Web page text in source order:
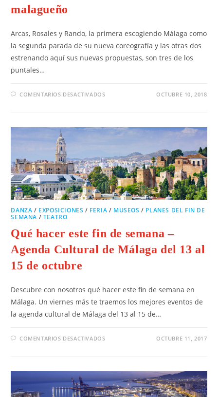
malagueño
Arcas, Rosales y Rando, la primera escogiendo Málaga como
la segunda parada de su nueva coreografía y las otras dos
estrenando aquí sus nuevas propuestas, son tres de los
puntales…
COMENTARIOS DESACTIVADOS OCTUBRE 10, 2018
DANZA / EXPOSICIONES / FERIA / MUSEOS / PLANES DEL FIN DE
SEMANA / TEATRO
Qué hacer este fin de semana –
Agenda Cultural de Málaga del 13 al
15 de octubre
Descubre con nosotros qué hacer este fin de semana en
Málaga. Un viernes más te traemos los mejores eventos de
la agenda cultural de Málaga del 13 al 15 de…
COMENTARIOS DESACTIVADOS OCTUBRE 11, 2017